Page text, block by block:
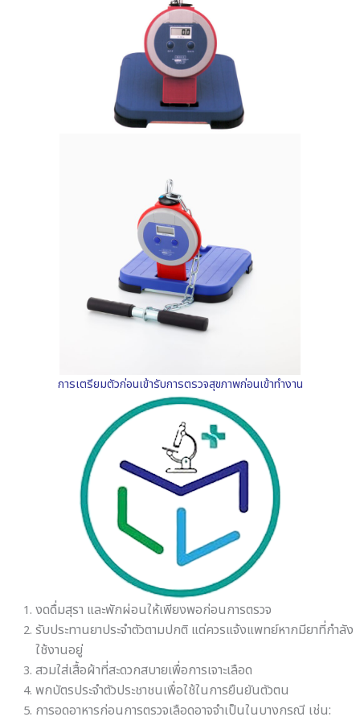
การเตรียมตัวก่อนเข้ารับการตรวจสุขภาพก่อนเข้าทำงาน
งดดื่มสุรา และพักผ่อนให้เพียงพอก่อนการตรวจ
รับประทานยาประจําตัวตามปกติ แต่ควรแจ้งแพทย์หากมียาที่กําลัง
ใช้งานอยู่
สวมใส่เสื้อผ้าที่สะดวกสบายเพื่อการเจาะเลือด
พกบัตรประจําตัวประชาชนเพื่อใช้ในการยืนยันตัวตน
การอดอาหารก่อนการตรวจเลือดอาจจําเป็นในบางกรณี เช่น: